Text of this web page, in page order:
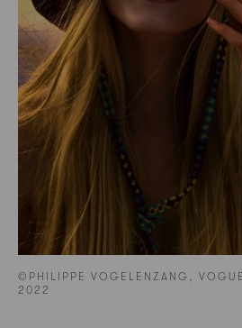
©PHILIPPE VOGELENZANG,
2022